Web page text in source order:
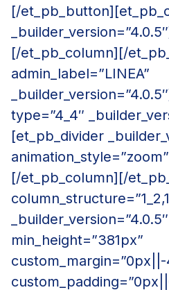
[/
[/et_pb_column][/
admin_label=”LINEA”
type=”4_4″
[et_pb_divider
[/et_pb_column][/
_builder_version=”4.0.5″
min_height=”381px”